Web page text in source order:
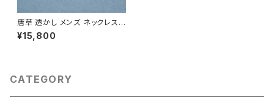
唐草 透かし メンズ ネックレス
シルバー925
¥15,800
CATEGORY